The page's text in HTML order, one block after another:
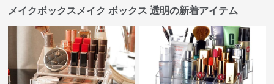
メイクボックスメイク ボックス 透明の新着アイテム